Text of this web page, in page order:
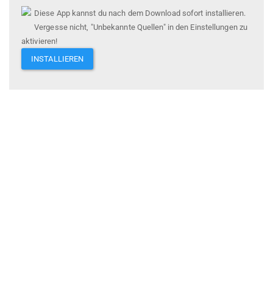
Diese App kannst du nach dem Download sofort installieren.
Vergesse nicht, "Unbekannte Quellen" in den Einstellungen zu
aktivieren!
INSTALLIEREN